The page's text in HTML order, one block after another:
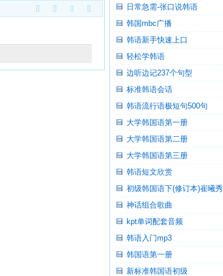
[]
[] [] []
日常急需-张口说韩语
韩国mbc广播
韩语新手快速上口
轻松学韩语
边听边记237个句型
标准韩语会话
韩语流行语极短句500句
大学韩国语第一册
大学韩国语第二册
大学韩国语第三册
韩语短文欣赏
初级韩国语下(修订本)崔曦秀
神话组合歌曲
kpt单词配套音频
韩语入门mp3
韩国语第一册
新标准韩国语初级